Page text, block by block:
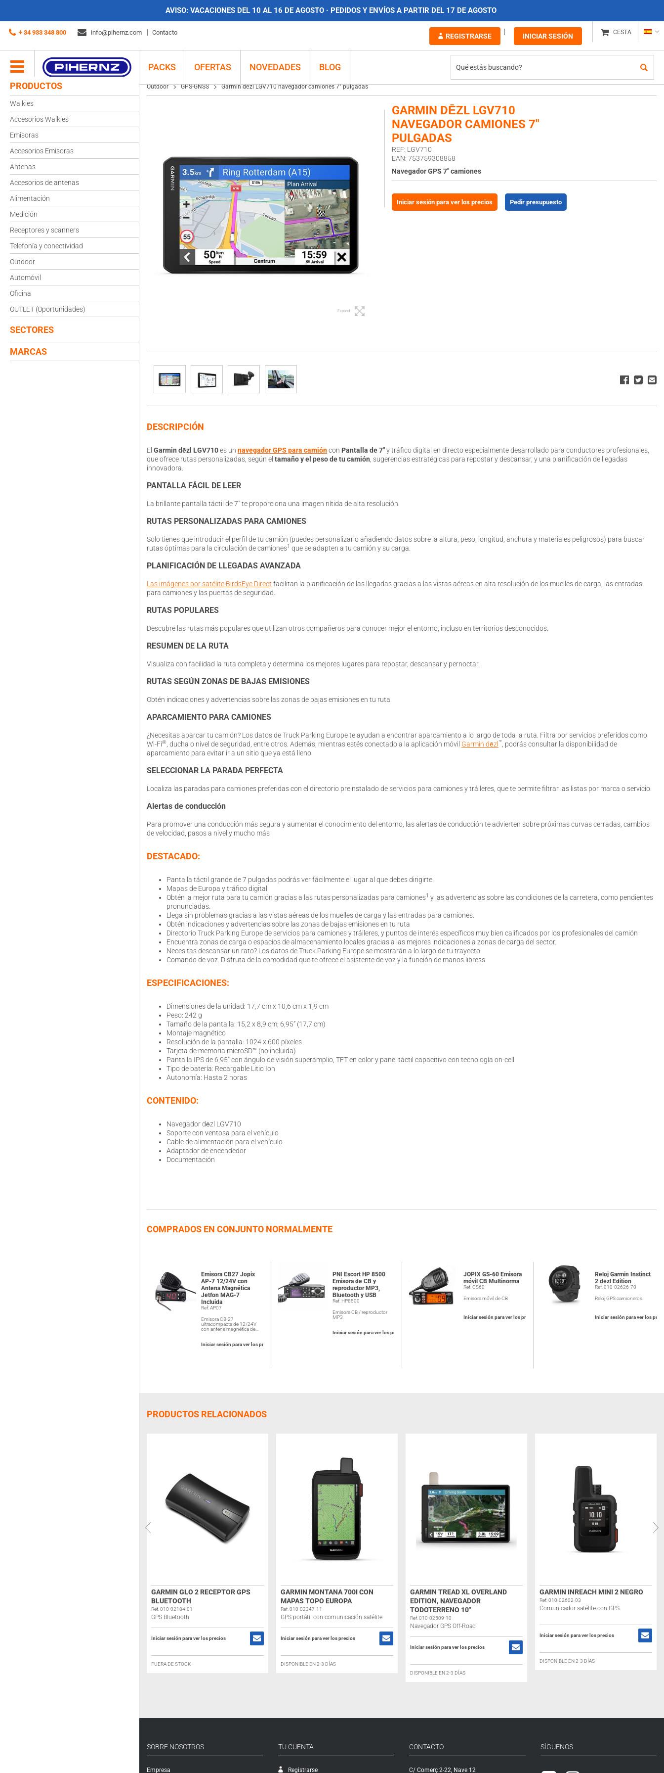
AVISO: VACACIONES DEL 10 AL 16 DE AGOSTO · PEDIDOS Y ENVÍOS A PARTIR DEL 17 DE AGOSTO
+ 34 933 348 800 info@pihernz.com Contacto REGISTRARSE INICIAR SESIÓN CESTA
PACKS OFERTAS NOVEDADES
BLOG
PRODUCTOS
Walkies
Accesorios Walkies
Emisoras
Accesorios Emisoras
Antenas
Accesorios de antenas
Alimentación
Medición
Receptores y scanners
Telefonía y conectividad
Outdoor
Automóvil
Oficina
OUTLET (Oportunidades)
SECTORES
MARCAS
Garmin dēzl LGV710 navegador camiones 7″ pulgadas
Outdoor GPS-GNSS Garmin dēzl LGV710 navegador camiones 7″ pulgadas
Expand
GARMIN DĒZL LGV710
NAVEGADOR CAMIONES 7″
PULGADAS
REF: LGV710
EAN: 753759308858
Navegador GPS 7″ camiones
Iniciar sesión para ver los precios Pedir presupuesto
DESCRIPCIÓN
El Garmin dēzl LGV710es un navegador GPS para camióncon Pantalla de 7″y tráfico digital en directo especialmente desarrollado para conductores profesionales,
que ofrece rutas personalizadas, según el tamaño y el peso de tu camión , sugerencias estratégicas para repostar y descansar, y una planificación de llegadas
innovadora.
PANTALLA FÁCIL DE LEER
La brillante pantalla táctil de 7″ te proporciona una imagen nítida de alta resolución.
RUTAS PERSONALIZADAS PARA CAMIONES
Solo tienes que introducir el perfil de tu camión (puedes personalizarlo añadiendo datos sobre la altura, peso, longitud, anchura y materiales peligrosos) para buscar
rutas óptimas para la circulación de camiones1 que se adapten a tu camión y su carga.
PLANIFICACIÓN DE LLEGADAS AVANZADA
Las imágenes por satélite BirdsEye Direct facilitan la planificación de las llegadas gracias a las vistas aéreas en alta resolución de los muelles de carga, las entradas
para camiones y las puertas de seguridad.
RUTAS POPULARES
Descubre las rutas más populares que utilizan otros compañeros para conocer mejor el entorno, incluso en territorios desconocidos.
RESUMEN DE LA RUTA
Visualiza con facilidad la ruta completa y determina los mejores lugares para repostar, descansar y pernoctar.
RUTAS SEGÚN ZONAS DE BAJAS EMISIONES
Obtén indicaciones y advertencias sobre las zonas de bajas emisiones en tu ruta.
APARCAMIENTO PARA CAMIONES
¿Necesitas aparcar tu camión? Los datos de Truck Parking Europe te ayudan a encontrar aparcamiento a lo largo de toda la ruta. Filtra por servicios preferidos como
Wi-Fi® , ducha o nivel de seguridad, entre otros. Además, mientras estés conectado a la aplicación móvil Garmin dēzl ™
, podrás consultar la disponibilidad de
aparcamiento para evitar ir a un sitio que ya está lleno.
SELECCIONAR LA PARADA PERFECTA
Localiza las paradas para camiones preferidas con el directorio preinstalado de servicios para camiones y tráileres, que te permite filtrar las listas por marca o servicio.
Alertas de conducción
Para promover una conducción más segura y aumentar el conocimiento del entorno, las alertas de conducción te advierten sobre próximas curvas cerradas, cambios
de velocidad, pasos a nivel y mucho más
DESTACADO:
Pantalla táctil grande de 7 pulgadas podrás ver fácilmente el lugar al que debes dirigirte.
Mapas de Europa y tráfico digital
Obtén la mejor ruta para tu camión gracias a las rutas personalizadas para camiones1 y las advertencias sobre las condiciones de la carretera, como pendientes
pronunciadas.
Llega sin problemas gracias a las vistas aéreas de los muelles de carga y las entradas para camiones.
Obtén indicaciones y advertencias sobre las zonas de bajas emisiones en tu ruta
Directorio Truck Parking Europe de servicios para camiones y tráileres, y puntos de interés específicos muy bien calificados por los profesionales del camión
Encuentra zonas de carga o espacios de almacenamiento locales gracias a las mejores indicaciones a zonas de carga del sector.
Necesitas descansar un rato? Los datos de Truck Parking Europe se mostrarán a lo largo de tu trayecto.
Comando de voz. Disfruta de la comodidad que te ofrece el asistente de voz y la función de manos libress
ESPECIFICACIONES:
Dimensiones de la unidad: 17,7 cm x 10,6 cm x 1,9 cm
Peso: 242 g
Tamaño de la pantalla: 15,2 x 8,9 cm; 6,95” (17,7 cm)
Montaje magnético
Resolución de la pantalla: 1024 x 600 píxeles
Tarjeta de memoria microSD™ (no incluida)
Pantalla IPS de 6,95″ con ángulo de visión superamplio, TFT en color y panel táctil capacitivo con tecnología on-cell
Tipo de batería: Recargable Litio Ion
Autonomía: Hasta 2 horas
CONTENIDO:
Navegador dēzl LGV710
Soporte con ventosa para el vehículo
Cable de alimentación para el vehículo
Adaptador de encendedor
Documentación
COMPRADOS EN CONJUNTO NORMALMENTE
Emisora CB27 Jopix
AP-7 12/24V con
Antena Magnética
Jetfon MAG-7
Incluida
Ref: AP07
Emisora CB-27
ultracompacta de 12/24V
con antena magnética de…
Iniciar sesión para ver los precios
PNI Escort HP 8500
Emisora de CB y
reproductor MP3,
Bluetooth y USB
Ref: HP8500
Emisora CB / reproductor
MP3
Iniciar sesión para ver los precios
JOPIX GS-60 Emisora
móvil CB Multinorma
Ref: GS60
Emisora móvil de CB
Iniciar sesión para ver los precios
Reloj Garmin Instinct
2 dēzl Edition
Ref: 010-02626-70
Reloj GPS camioneros
Iniciar sesión para ver los
PRODUCTOS RELACIONADOS
GARMIN GLO 2 RECEPTOR GPS
BLUETOOTH
Ref: 010-02184-01
GPS Bluetooth
Iniciar sesión para ver los precios
FUERA DE STOCK
GARMIN MONTANA 700I CON
MAPAS TOPO EUROPA
Ref: 010-02347-11
GPS portátil con comunicación satélite
Iniciar sesión para ver los precios
DISPONIBLE EN 2-3 DÍAS
GARMIN TREAD XL OVERLAND
EDITION, NAVEGADOR
TODOTERRENO 10″
Ref: 010-02509-10
Navegador GPS Off-Road
Iniciar sesión para ver los precios
DISPONIBLE EN 2-3 DÍAS
GARMIN INREACH MINI 2 NEGRO
Ref: 010-02602-03
Comunicador satélite con GPS
Iniciar sesión para ver los precios
DISPONIBLE EN 2-3 DÍAS
SOBRE NOSOTROS
Empresa
TU CUENTA
Registrarse
CONTACTO
C/ Comerç 2-22, Nave 12
SÍGUENOS